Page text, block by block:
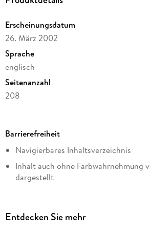
Erscheinungsdatum
26. März 2002
Sprache
englisch
Seitenanzahl
208
Reihe
A Mitford Novel, 6
Autor/Autorin
Jan Karon
Penguin Publishing Group
Barrierefreiheit
Navigierbares Inhaltsverzeichnis
Inhalt auch ohne Farbwahrnehmung
dargestellt
Entdecken Sie mehr